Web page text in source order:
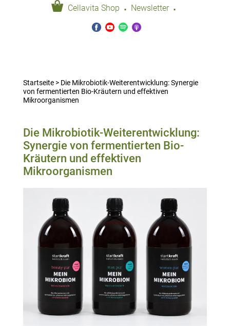
Cellavita Shop · Newsletter ·
Startseite> Die Mikrobiotik-Weiterentwicklung: Synergie
von fermentierten Bio-Kräutern und effektiven
Mikroorganismen
Die Mikrobiotik-Weiterentwicklung:
Synergie von fermentierten Bio-
Kräutern und effektiven
Mikroorganismen